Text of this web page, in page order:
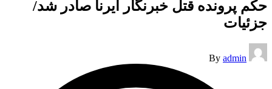
حکم پرونده قتل خبرنگار ایرنا صادر شد/
جزئیات
Posted
by
By admin